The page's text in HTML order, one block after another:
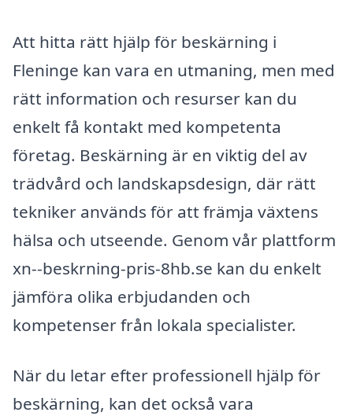
Att hitta rätt hjälp för beskärning i
Fleninge kan vara en utmaning, men med
rätt information och resurser kan du
enkelt få kontakt med kompetenta
företag. Beskärning är en viktig del av
trädvård och landskapsdesign, där rätt
tekniker används för att främja växtens
hälsa och utseende. Genom vår plattform
xn--beskrning-pris-8hb.se kan du enkelt
jämföra olika erbjudanden och
kompetenser från lokala specialister.
När du letar efter professionell hjälp för
beskärning, kan det också vara